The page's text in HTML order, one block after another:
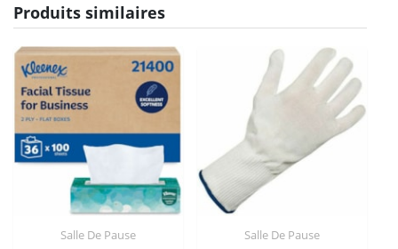
Produits similaires
Salle De Pause Salle De Pause